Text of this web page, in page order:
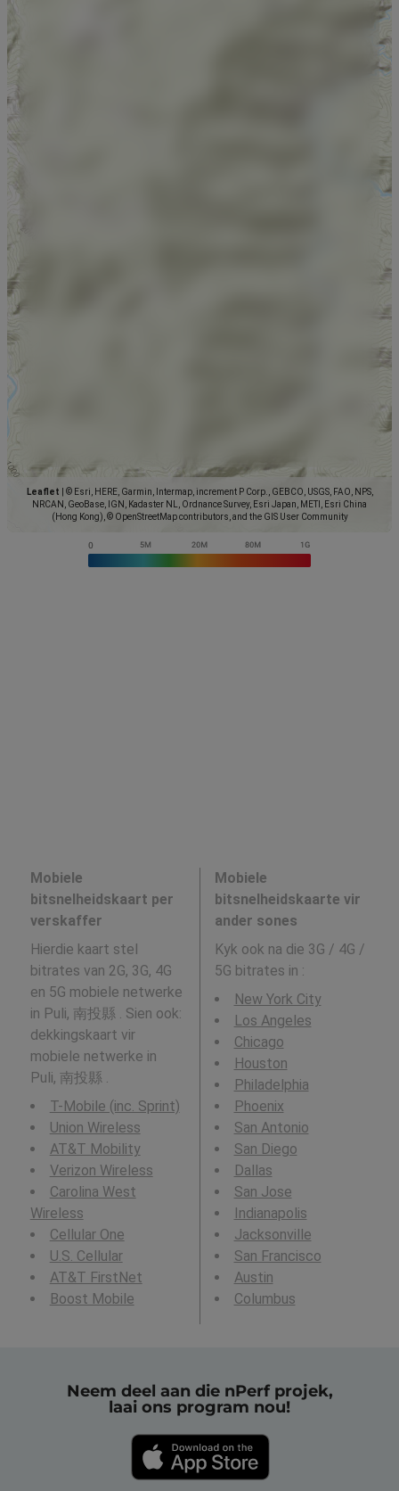
Leaflet
© Esri, HERE, Garmin, Intermap, increment P Corp., GEBCO, USGS, FAO, NPS,
NRCAN, GeoBase, IGN, Kadaster NL, Ordnance Survey, Esri Japan, METI, Esri China
(Hong Kong), © OpenStreetMap contributors, and the GIS User Community
Mobiele
bitsnelheidskaart per
verskaffer
Hierdie kaart stel
bitrates van 2G, 3G, 4G
en 5G mobiele netwerke
in Puli, 南投縣 . Sien ook:
dekkingskaart vir
mobiele netwerke in
Puli, 南投縣 .
T-Mobile (inc. Sprint)
Union Wireless
AT&T Mobility
Verizon Wireless
Carolina West
Wireless
Cellular One
U.S. Cellular
AT&T FirstNet
Boost Mobile
Mobiele
bitsnelheidskaarte vir
ander sones
Kyk ook na die 3G / 4G /
5G bitrates in :
New York City
Los Angeles
Chicago
Houston
Philadelphia
Phoenix
San Antonio
San Diego
Dallas
San Jose
Indianapolis
Jacksonville
San Francisco
Austin
Columbus
Neem deel aan die nPerf projek,
laai ons program nou!